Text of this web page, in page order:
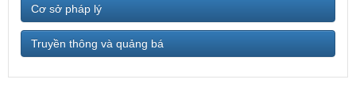
Cơ sở pháp lý
Truyền thông và quảng bá